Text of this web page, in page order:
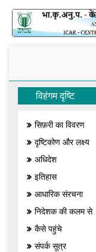
विहंगम दृष्टि
सिफ़री का विवरण
दृष्टिकोण और लक्ष्य
अधिदेश
इतिहास
आधारिक संरचना
निदेशक की कलम से
कैसे पहुंचे
संपर्क सूत्र